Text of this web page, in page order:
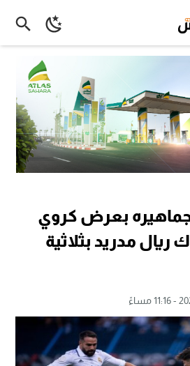
بعرض كروي
مدريد بثلاثية